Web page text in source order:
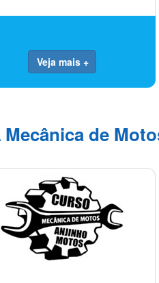
Veja mais +
Mecânica de